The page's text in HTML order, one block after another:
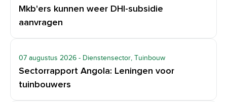
Mkb'ers kunnen weer DHI-subsidie
aanvragen
07 augustus 2026 - Dienstensector, Tuinbouw
Sectorrapport Angola: Leningen voor
tuinbouwers